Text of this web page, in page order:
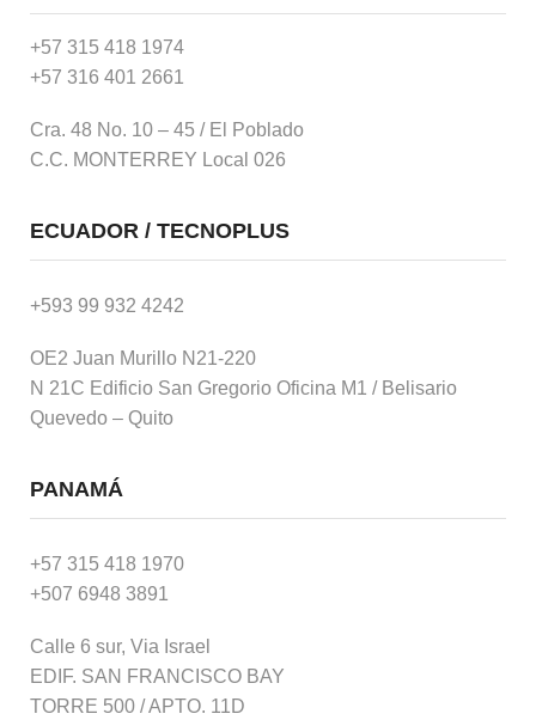
+57 315 418 1974
+57 316 401 2661
Cra. 48 No. 10 – 45 / El Poblado
C.C. MONTERREY Local 026
ECUADOR / TECNOPLUS
+593 99 932 4242
OE2 Juan Murillo N21-220
N 21C Edificio San Gregorio Oficina M1 / Belisario
Quevedo – Quito
PANAMÁ
+57 315 418 1970
+507 6948 3891
Calle 6 sur, Via Israel
EDIF. SAN FRANCISCO BAY
TORRE 500 / APTO. 11D